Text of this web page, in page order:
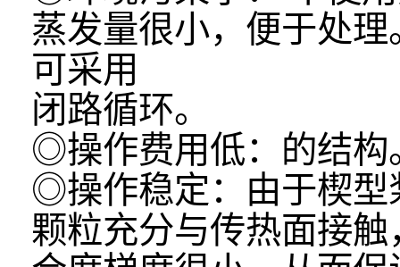
蒸发量很小，便于处
可采用
闭路循环。
◎操作费用低：的结
◎操作稳定：由于楔型
颗粒充分与传热面接